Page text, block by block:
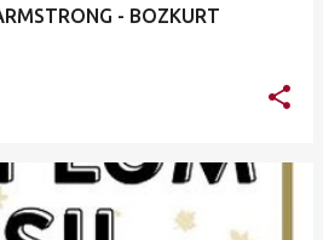
- BOZKURT